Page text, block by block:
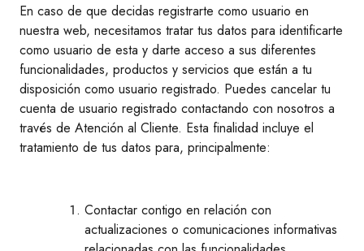
En caso de que decidas registrarte como usuario en
nuestra web, necesitamos tratar tus datos para identificarte
como usuario de esta y darte acceso a sus diferentes
funcionalidades, productos y servicios que están a tu
disposición como usuario registrado. Puedes cancelar tu
cuenta de usuario registrado contactando con nosotros a
través de Atención al Cliente. Esta finalidad incluye el
tratamiento de tus datos para, principalmente:
Contactar contigo en relación con
actualizaciones o comunicaciones informativas